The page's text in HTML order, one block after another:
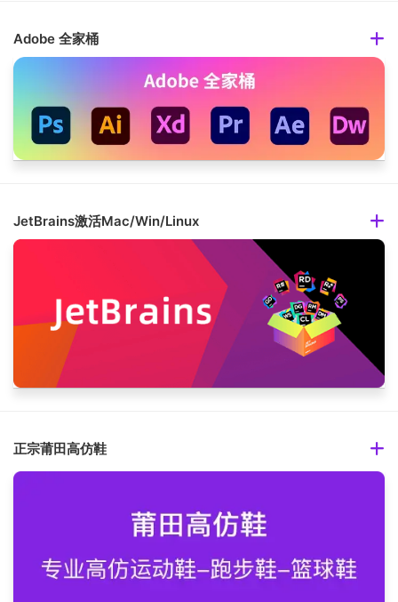
Adobe 全家桶
JetBrains激活Mac/Win/Linux
正宗莆田高仿鞋